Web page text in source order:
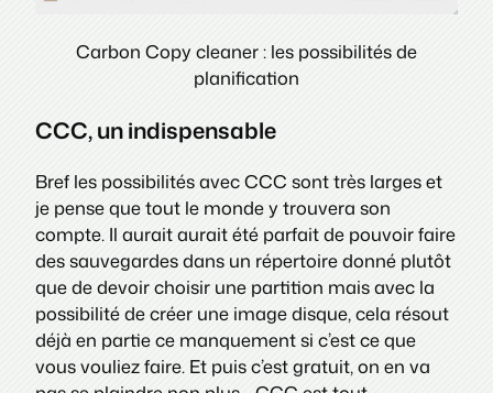
Carbon Copy cleaner : les possibilités de
planification
CCC, un indispensable
Bref les possibilités avec CCC sont très larges et
je pense que tout le monde y trouvera son
compte. Il aurait aurait été parfait de pouvoir faire
des sauvegardes dans un répertoire donné plutôt
que de devoir choisir une partition mais avec la
possibilité de créer une image disque, cela résout
déjà en partie ce manquement si c’est ce que
vous vouliez faire. Et puis c’est gratuit, on en va